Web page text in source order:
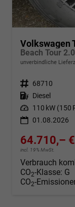
Volkswagen
Beach Tour
unverbindliche
Fahrzeugnr. 68710
Kraftstoff Diesel
Leistung 110 kW (150
01.08.2026
64.710,– €
incl. 19% MwSt.
Verbrauch
CO2-Klasse: G
CO2-